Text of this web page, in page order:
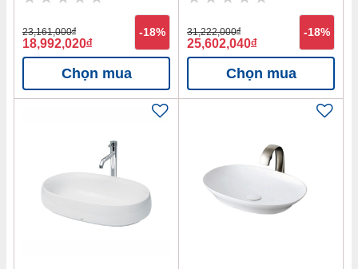
23,161,000đ
18,992,020đ
-18%
Chọn mua
31,222,000đ
25,602,040đ
-18%
Chọn mua